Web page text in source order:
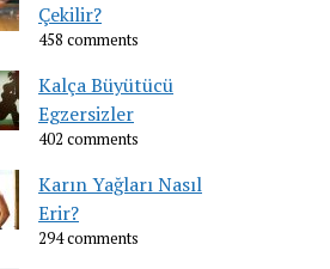
Çekilir?
458 comments
Kalça Büyütücü
Egzersizler
402 comments
Karın Yağları Nasıl
Erir?
294 comments